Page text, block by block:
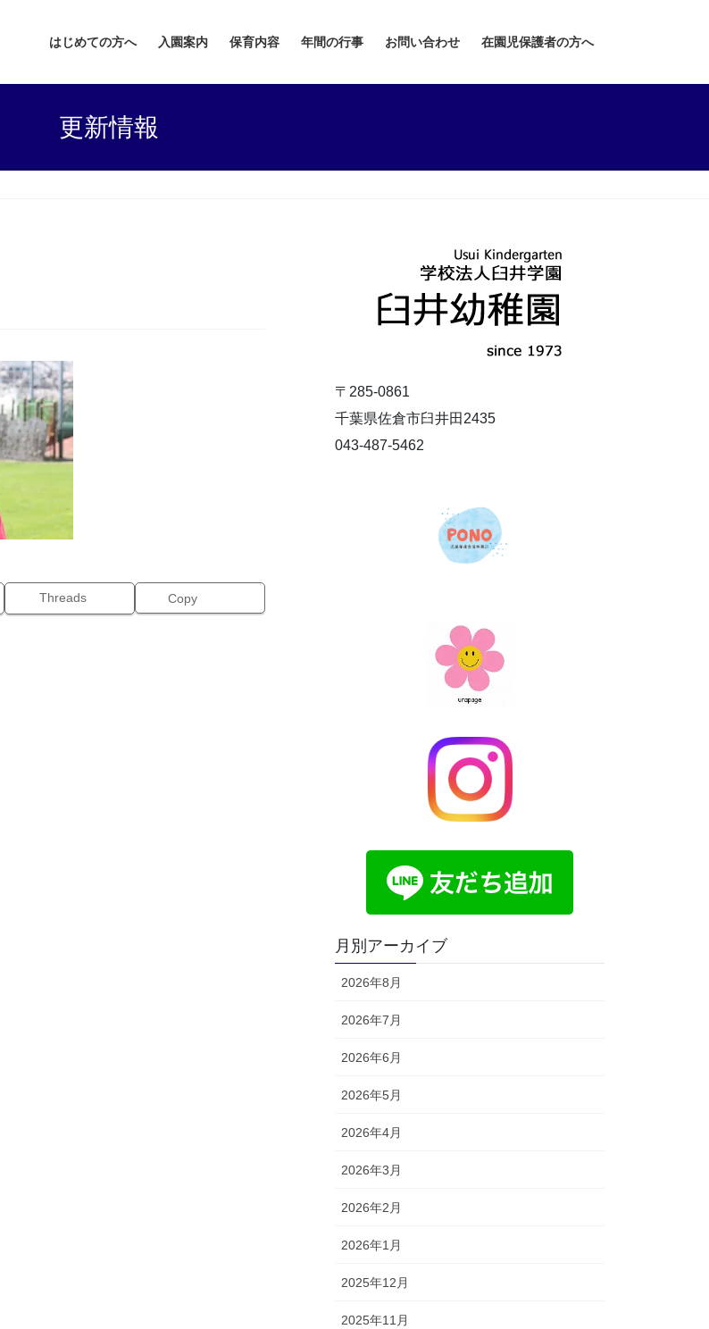
はじめての方へ 入園案内 保育内容 年間の行事 お問い合わせ 在園児保護者の方へ
更新情報
Threads Copy
〒285-0861
千葉県佐倉市臼井田2435
043-487-5462
月別アーカイブ
2026年8月
2026年7月
2026年6月
2026年5月
2026年4月
2026年3月
2026年2月
2026年1月
2025年12月
2025年11月